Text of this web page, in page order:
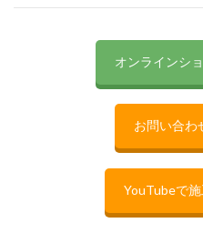
オンラインシ
お問い合わ
YouTubeで